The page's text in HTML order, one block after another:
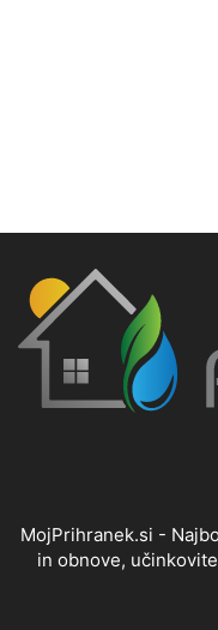
MojPrihranek.si -
in obnove,